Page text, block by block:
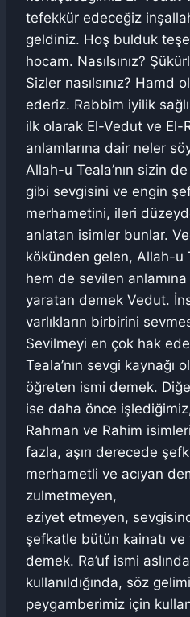
tefekkür edeceğiz
geldiniz. Hoş bulduk
hocam. Nasılsınız?
Sizler nasılsınız? Hamd
ederiz. Rabbim iyilik
ilk olarak El-Vedut ve El-
anlamlarına dair neler
Allah-u Teala’nın sizin
gibi sevgisini ve engin
merhametini, ileri
anlatan isimler bunlar.
kökünden gelen, Allah-u
hem de sevilen
yaratan demek Vedut.
varlıkların birbirini
Sevilmeyi en çok hak
Teala’nın sevgi kaynağı
öğreten ismi demek.
ise daha önce
Rahman ve Rahim
fazla, aşırı derecede
merhametli ve acıyan
zulmetmeyen,
eziyet etmeyen,
şefkatle bütün kainatı ve
demek. Ra’uf ismi
kullanıldığında, söz
peygamberimiz için